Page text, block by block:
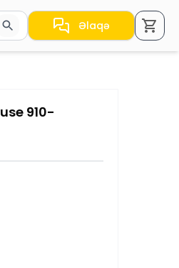
etmək üçün ox
Əlaqə
910-